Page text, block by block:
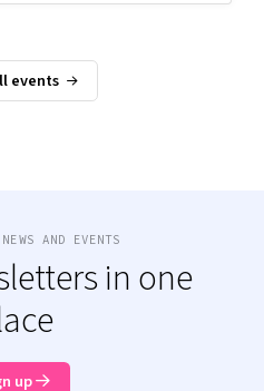
events
AND EVENTS
in one
up